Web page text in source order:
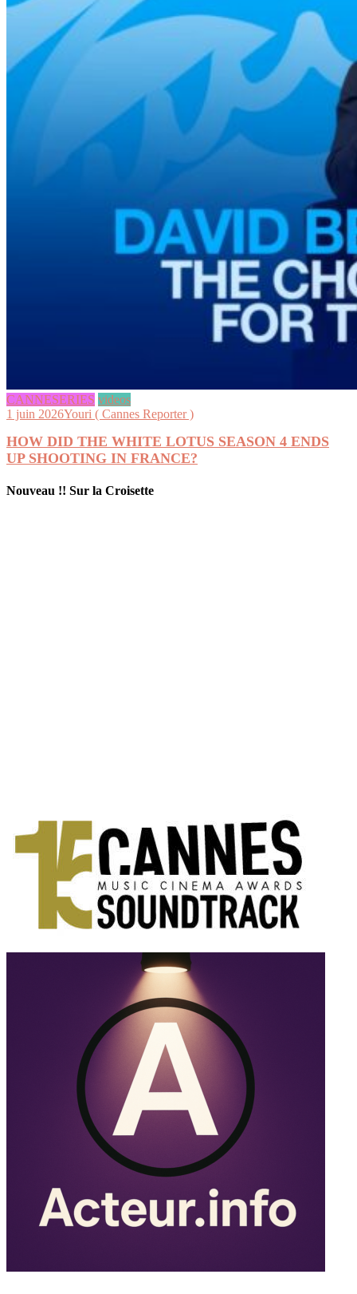
CANNESERIES videos
1 juin 2026Youri ( Cannes Reporter )
HOW DID THE WHITE LOTUS SEASON 4 ENDS
UP SHOOTING IN FRANCE?
Nouveau !! Sur la Croisette